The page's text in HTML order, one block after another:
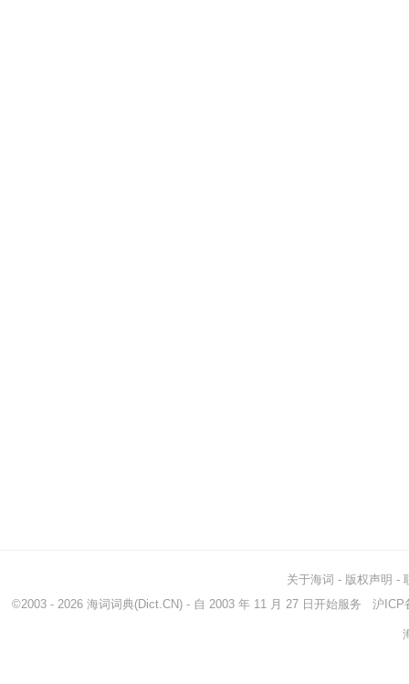
关于海词 - 版权声明 -
©2003 - 2026 海词词典(Dict.CN) - 自 2003 年 11 月 27 日开始服务 沪ICP